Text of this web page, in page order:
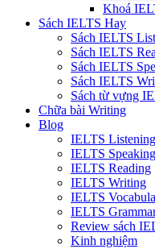
Khoá
Sách IELTS Hay
Sách IELTS
Sách IELTS
Sách IELTS
Sách IELTS
Sách từ vựng
Chữa bài Writing
Blog
IELTS Listening
IELTS Speaking
IELTS Reading
IELTS Writing
IELTS
IELTS
Review sách
Kinh nghiệm